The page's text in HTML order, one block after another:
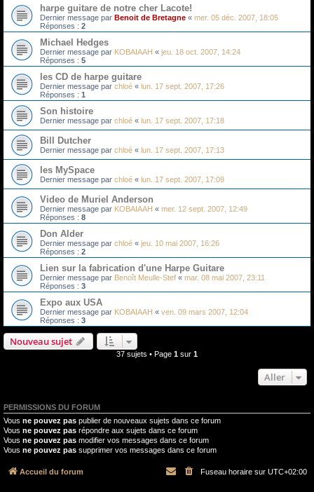
harpe guitare de notre cher Lacote!
Dernier message par Benoit de Bretagne « mer. 05 déc. 2007, 18:05
Réponses : 2
Michael Hedges
Dernier message par KOBAIAAH « jeu. 18 oct. 2007, 14:24
Réponses : 5
les CD de harpe guitare
Dernier message par chloé « lun. 17 sept. 2007, 17:26
Réponses : 1
Son histoire
Dernier message par chloé « lun. 17 sept. 2007, 17:18
Bill Dutcher
Dernier message par chloé « lun. 17 sept. 2007, 17:13
les MySpace
Dernier message par chloé « lun. 17 sept. 2007, 17:09
Video de Muriel Anderson
Dernier message par KOBAIAAH « mer. 12 sept. 2007, 12:49
Réponses : 8
Don Alder
Dernier message par chloé « jeu. 10 mai 2007, 16:26
Réponses : 2
Lien sur la fabrication d'une Harpe Guitare
Dernier message par Benoît Meulle-Stef « mar. 08 mai 2007, 23:11
Réponses : 3
Expo aux USA
Dernier message par KOBAIAAH « ven. 09 mars 2007, 12:04
Réponses : 3
Nouveau sujet
37 sujets • Page 1 sur 1
Aller
PERMISSIONS DU FORUM
Vous ne pouvez pas publier de nouveaux sujets dans ce forum
Vous ne pouvez pas répondre aux sujets dans ce forum
Vous ne pouvez pas modifier vos messages dans ce forum
Vous ne pouvez pas supprimer vos messages dans ce forum
Accueil du forum Fuseau horaire sur UTC+02:00